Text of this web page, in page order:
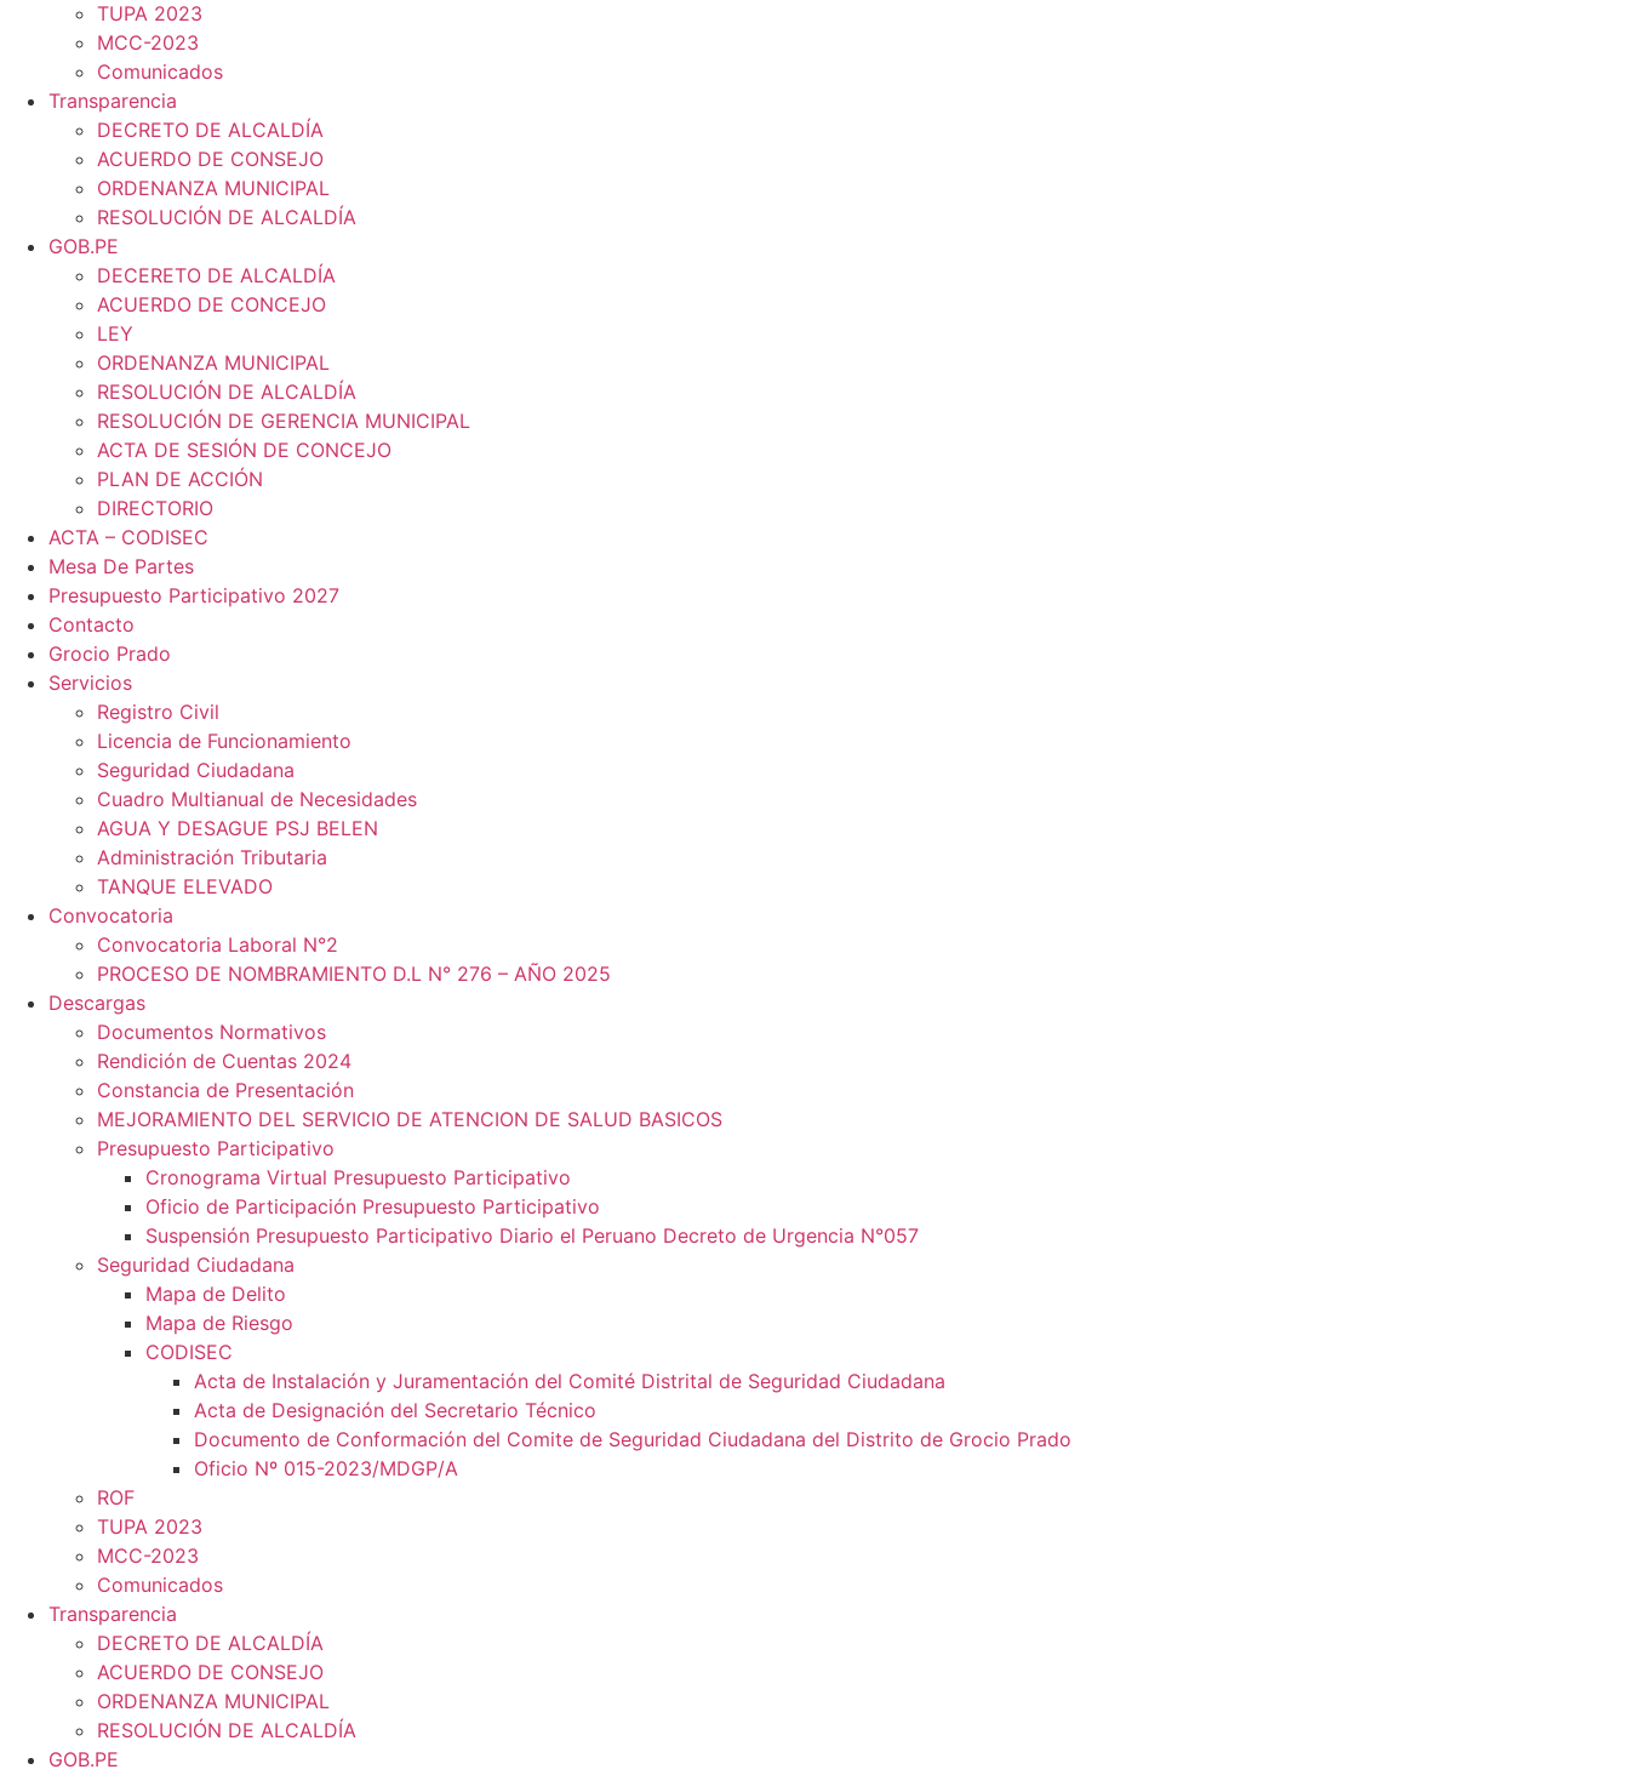
TUPA 2023
MCC-2023
Comunicados
Transparencia
DECRETO DE ALCALDÍA
ACUERDO DE CONSEJO
ORDENANZA MUNICIPAL
RESOLUCIÓN DE ALCALDÍA
GOB.PE
DECERETO DE ALCALDÍA
ACUERDO DE CONCEJO
LEY
ORDENANZA MUNICIPAL
RESOLUCIÓN DE ALCALDÍA
RESOLUCIÓN DE GERENCIA MUNICIPAL
ACTA DE SESIÓN DE CONCEJO
PLAN DE ACCIÓN
DIRECTORIO
ACTA – CODISEC
Mesa De Partes
Presupuesto Participativo 2027
Contacto
Grocio Prado
Servicios
Registro Civil
Licencia de Funcionamiento
Seguridad Ciudadana
Cuadro Multianual de Necesidades
AGUA Y DESAGUE PSJ BELEN
Administración Tributaria
TANQUE ELEVADO
Convocatoria
Convocatoria Laboral N°2
PROCESO DE NOMBRAMIENTO D.L N° 276 – AÑO 2025
Descargas
Documentos Normativos
Rendición de Cuentas 2024
Constancia de Presentación
MEJORAMIENTO DEL SERVICIO DE ATENCION DE SALUD BASICOS
Presupuesto Participativo
Cronograma Virtual Presupuesto Participativo
Oficio de Participación Presupuesto Participativo
Suspensión Presupuesto Participativo Diario el Peruano Decreto de Urgencia N°057
Seguridad Ciudadana
Mapa de Delito
Mapa de Riesgo
CODISEC
Acta de Instalación y Juramentación del Comité Distrital de Seguridad Ciudadana
Acta de Designación del Secretario Técnico
Documento de Conformación del Comite de Seguridad Ciudadana del Distrito de Grocio Prado
Oficio Nº 015-2023/MDGP/A
ROF
TUPA 2023
MCC-2023
Comunicados
Transparencia
DECRETO DE ALCALDÍA
ACUERDO DE CONSEJO
ORDENANZA MUNICIPAL
RESOLUCIÓN DE ALCALDÍA
GOB.PE